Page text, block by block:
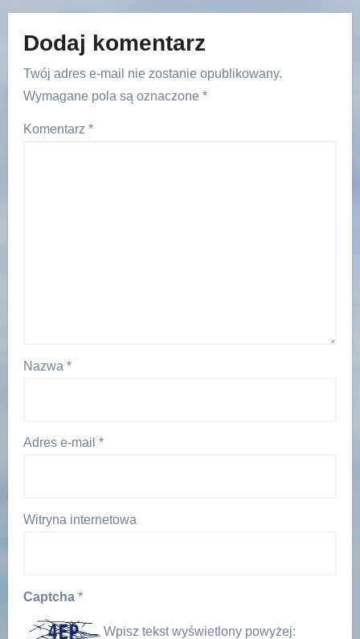
Dodaj komentarz
Twój adres e-mail nie zostanie opublikowany.
Wymagane pola są oznaczone *
Komentarz *
Nazwa *
Adres e-mail *
Witryna internetowa
Captcha *
Wpisz tekst wyświetlony powyżej: